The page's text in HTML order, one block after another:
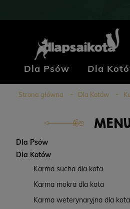
Dla Psów Dla
Klub Hodowców
Strona główna Dla Kotów
Dla Psów
Dla Kotów
Karma sucha dla kota
Karma mokra dla kota
Karma weterynaryjna dla kota